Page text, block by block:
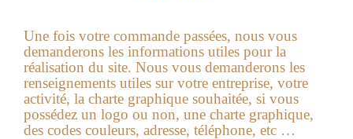
Une fois votre commande passées, nous vous
demanderons les informations utiles pour la
réalisation du site. Nous vous demanderons les
renseignements utiles sur votre entreprise, votre
activité, la charte graphique souhaitée, si vous
possédez un logo ou non, une charte graphique,
des codes couleurs, adresse, téléphone, etc …